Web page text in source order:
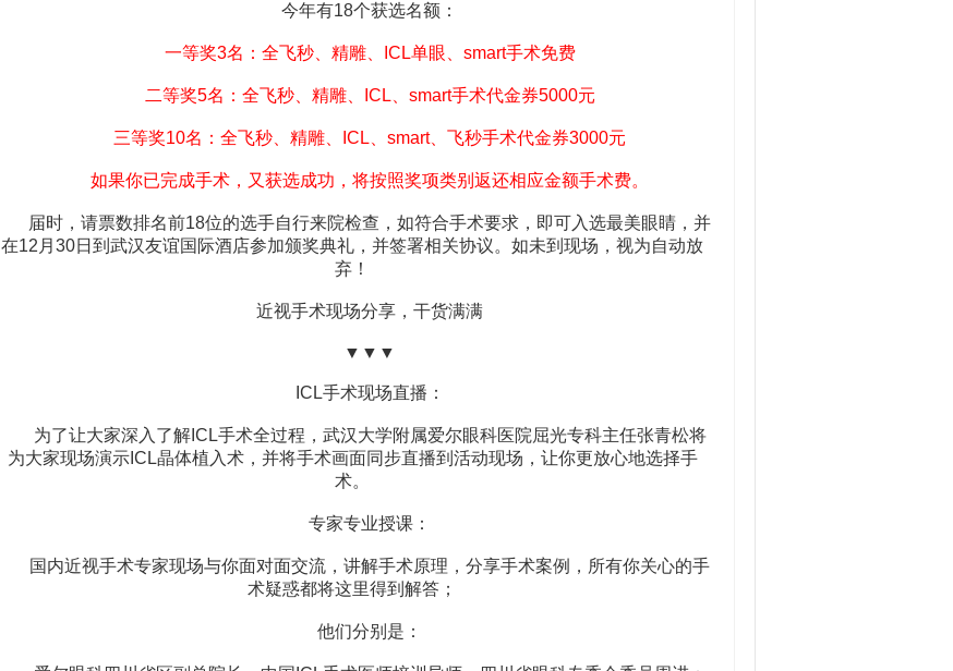
今年有18个获选名额：
一等奖3名：全飞秒、精雕、ICL单眼、smart手术免费
二等奖5名：全飞秒、精雕、ICL、smart手术代金券5000元
三等奖10名：全飞秒、精雕、ICL、smart、飞秒手术代金券3000元
如果你已完成手术，又获选成功，将按照奖项类别返还相应金额手术费。
届时，请票数排名前18位的选手自行来院检查，如符合手术要求，即可入选最美眼睛，并
在12月30日到武汉友谊国际酒店参加颁奖典礼，并签署相关协议。如未到现场，视为自动放
弃！
近视手术现场分享，干货满满
▼▼▼
ICL手术现场直播：
为了让大家深入了解ICL手术全过程，武汉大学附属爱尔眼科医院屈光专科主任张青松将
为大家现场演示ICL晶体植入术，并将手术画面同步直播到活动现场，让你更放心地选择手
术。
专家专业授课：
国内近视手术专家现场与你面对面交流，讲解手术原理，分享手术案例，所有你关心的手
术疑惑都将这里得到解答；
他们分别是：